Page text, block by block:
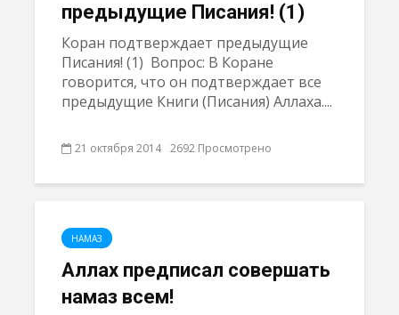
предыдущие Писания! (1)
Коран подтверждает предыдущие
Писания! (1) Вопрос: В Коране
говорится, что он подтверждает все
предыдущие Книги (Писания) Аллаха....
21 октября 2014 2692 Просмотрено
НАМАЗ
Аллах предписал совершать
намаз всем!